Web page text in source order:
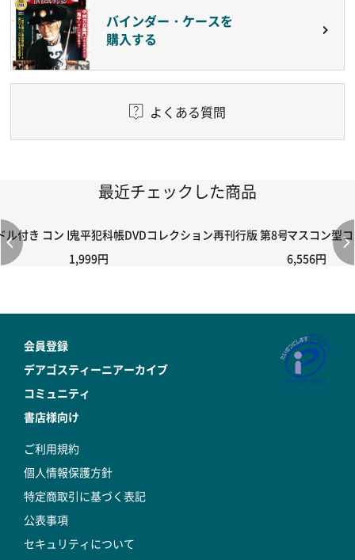
バインダー・ケースを
購入する
よくある質問
最近チェックした商品
付き コントローラー＆ポイント切り替えスイッチRC-02/C002 /
鬼平犯科帳DVDコレクション再刊行版 第8号
1,999円
マスコン型
6,556円
会員登録
デアゴスティーニアーカイブ
コミュニティ
書店様向け
ご利用規約
個人情報保護方針
特定商取引に基づく表記
公表事項
セキュリティについて